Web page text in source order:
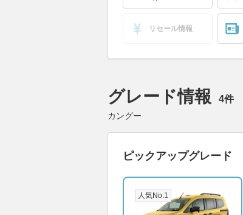
リセール情報
グレード情報 4件
カングー
ピックアップグレード
人気No.1